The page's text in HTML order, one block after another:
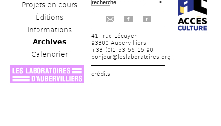
Projets en cours
Éditions
Informations
Archives
Calendrier
f t
41, rue Lécuyer
93300 Aubervilliers
+33 (0)1 53 56 15 90
bonjour@leslaboratoires.org
crédits